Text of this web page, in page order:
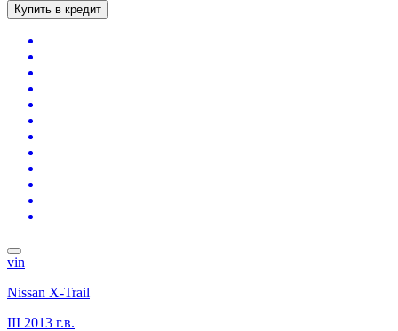
Купить в кредит
vin
Nissan X-Trail
III 2013 г.в.